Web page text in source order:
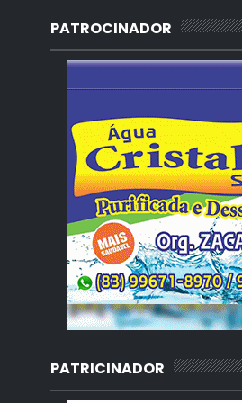
PATROCINADOR
PATRICINADOR